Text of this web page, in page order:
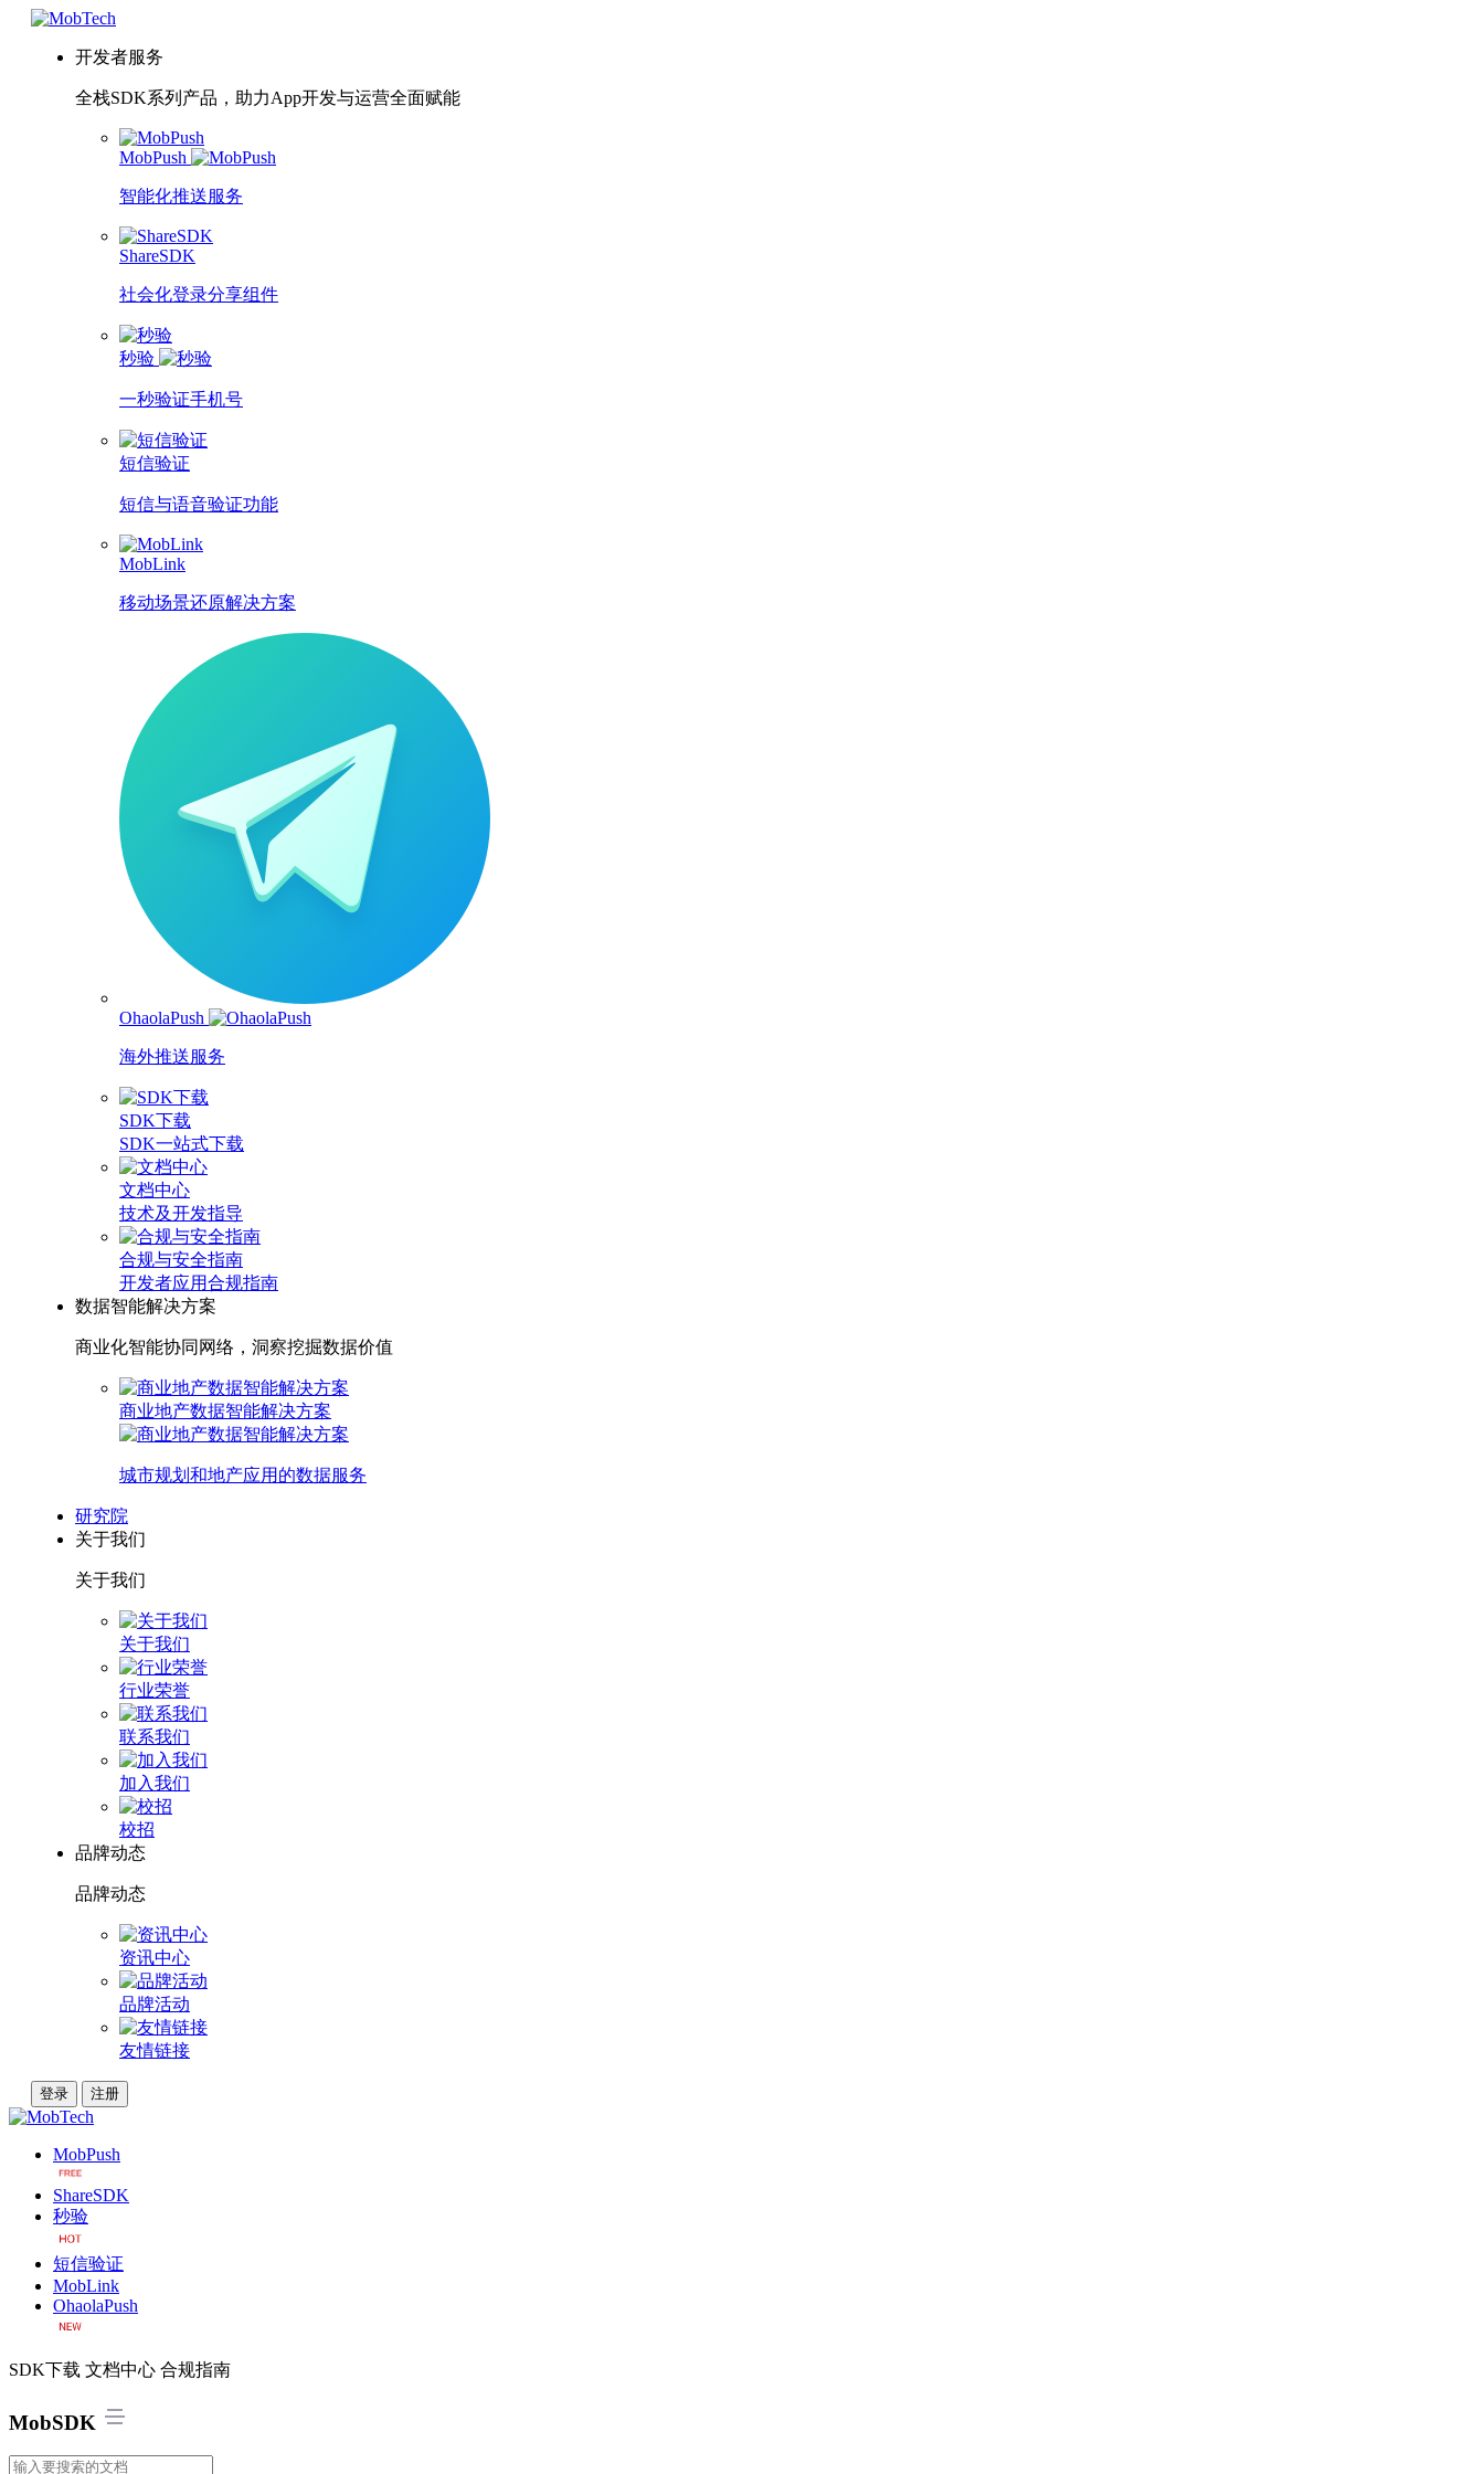
开发者服务
全栈SDK系列产品，助力App开发与运营全面赋能
MobPush
智能化推送服务
ShareSDK
社会化登录分享组件
秒验
一秒验证手机号
短信验证
短信与语音验证功能
MobLink
移动场景还原解决方案
OhaolaPush
海外推送服务
SDK下载
SDK一站式下载
文档中心
技术及开发指导
合规与安全指南
开发者应用合规指南
数据智能解决方案
商业化智能协同网络，洞察挖掘数据价值
商业地产数据智能解决方案
城市规划和地产应用的数据服务
研究院
关于我们
关于我们
关于我们
行业荣誉
联系我们
加入我们
校招
品牌动态
品牌动态
资讯中心
品牌活动
友情链接
登录 注册
MobPush
ShareSDK
秒验
短信验证
MobLink
OhaolaPush
SDK下载 文档中心 合规指南
MobSDK